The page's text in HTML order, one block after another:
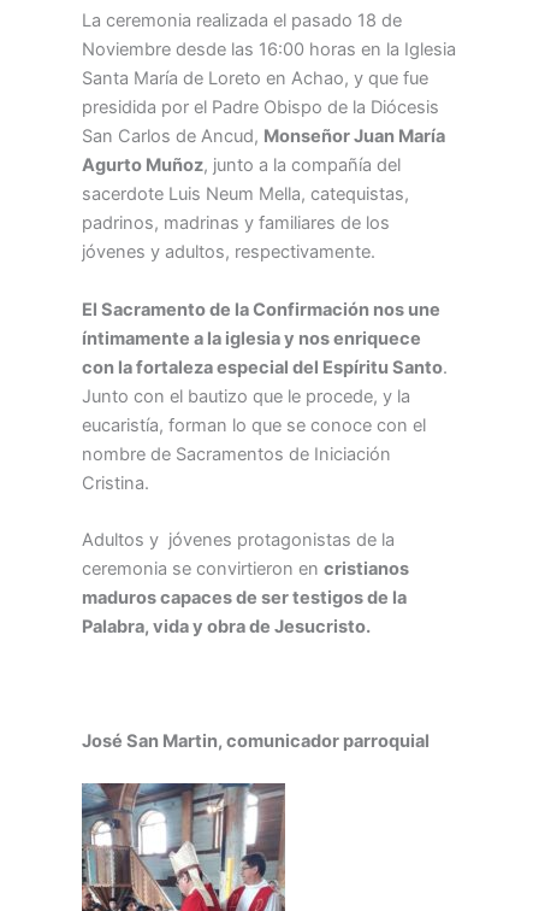
La ceremonia realizada el pasado 18 de
Noviembre desde las 16:00 horas en la Iglesia
Santa María de Loreto en Achao, y que fue
presidida por el Padre Obispo de la Diócesis
San Carlos de Ancud, Monseñor Juan María
Agurto Muñoz, junto a la compañía del
sacerdote Luis Neum Mella, catequistas,
padrinos, madrinas y familiares de los
jóvenes y adultos, respectivamente.
El Sacramento de la Confirmación nos une
íntimamente a la iglesia y nos enriquece
con la fortaleza especial del Espíritu Santo.
Junto con el bautizo que le procede, y la
eucaristía, forman lo que se conoce con el
nombre de Sacramentos de Iniciación
Cristina.
Adultos y jóvenes protagonistas de la
ceremonia se convirtieron encristianos
maduros capaces de ser testigos de la
Palabra, vida y obra de Jesucristo.
José San Martin, comunicador parroquial